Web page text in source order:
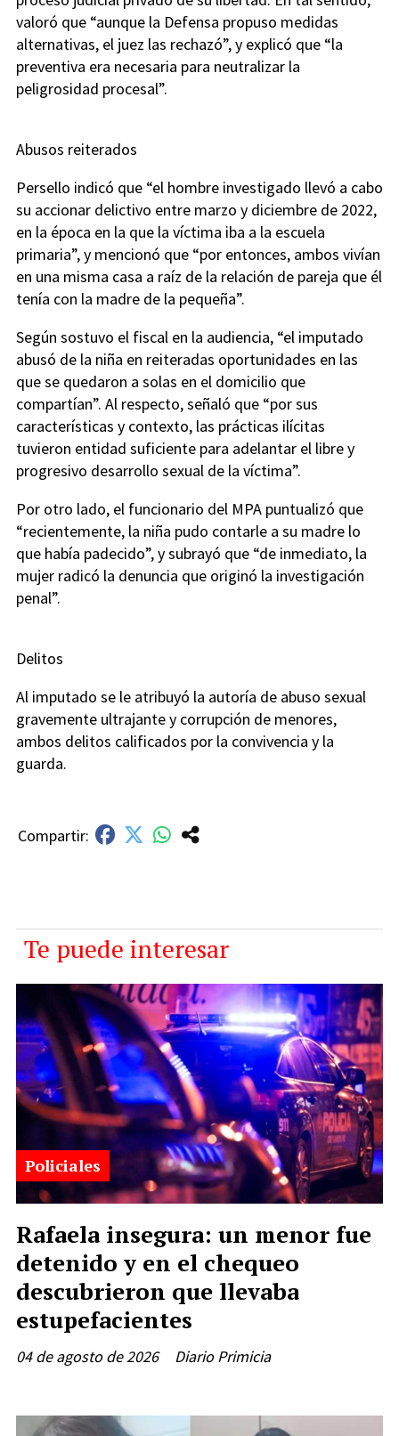
valoró que “aunque la Defensa propuso medidas
alternativas, el juez las rechazó”, y explicó que “la
preventiva era necesaria para neutralizar la
peligrosidad procesal”.
Abusos reiterados
Persello indicó que “el hombre investigado llevó a cabo
su accionar delictivo entre marzo y diciembre de 2022,
en la época en la que la víctima iba a la escuela
primaria”, y mencionó que “por entonces, ambos vivían
en una misma casa a raíz de la relación de pareja que él
tenía con la madre de la pequeña”.
Según sostuvo el fiscal en la audiencia, “el imputado
abusó de la niña en reiteradas oportunidades en las
que se quedaron a solas en el domicilio que
compartían”. Al respecto, señaló que “por sus
características y contexto, las prácticas ilícitas
tuvieron entidad suficiente para adelantar el libre y
progresivo desarrollo sexual de la víctima”.
Por otro lado, el funcionario del MPA puntualizó que
“recientemente, la niña pudo contarle a su madre lo
que había padecido”, y subrayó que “de inmediato, la
mujer radicó la denuncia que originó la investigación
penal”.
Delitos
Al imputado se le atribuyó la autoría de abuso sexual
gravemente ultrajante y corrupción de menores,
ambos delitos calificados por la convivencia y la
guarda.
Te puede interesar
Rafaela insegura: un menor fue
detenido y en el chequeo
descubrieron que llevaba
estupefacientes
Diario Primicia
Policiales
04 de agosto de 2026